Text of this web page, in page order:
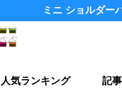
ミニ ショルダー
人気ランキング 記